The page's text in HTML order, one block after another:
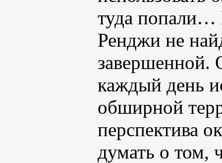
туда попали…
Ренджи не
завершенной.
каждый день
обширной
перспектива
думать о том,